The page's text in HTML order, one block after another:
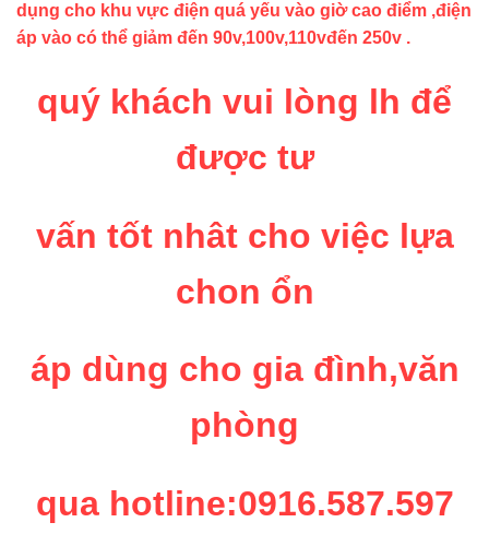
dụng cho khu vực điện quá yếu vào giờ cao điểm ,điện
áp vào có thể giảm đến 90v,100v,110vđến 250v .
quý khách vui lòng lh để
được tư
vấn tốt nhât cho việc lựa
chon ổn
áp dùng cho gia đình,văn
phòng
qua hotline:0916.587.597